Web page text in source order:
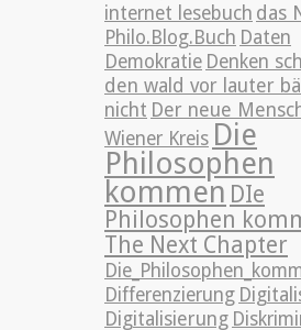
internet lesebuch das
Philo.Blog.Buch Daten
Demokratie Denken
den wald vor lauter
nicht Der neue
Wiener Kreis Die
Philosophen
kommen DIe
Philosophen
The Next Chapter
Differenzierung
Digitalisierung